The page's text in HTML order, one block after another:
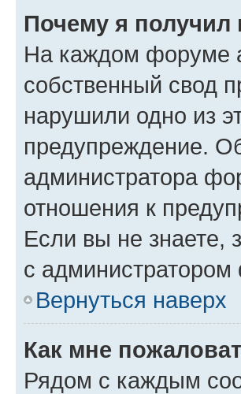
Почему я получил
На каждом форуме
собственный свод
нарушили одно из
предупреждение.
администратора
отношения к
Если вы не знаете,
с
Вернуться наверх
Как мне
Рядом с каждым